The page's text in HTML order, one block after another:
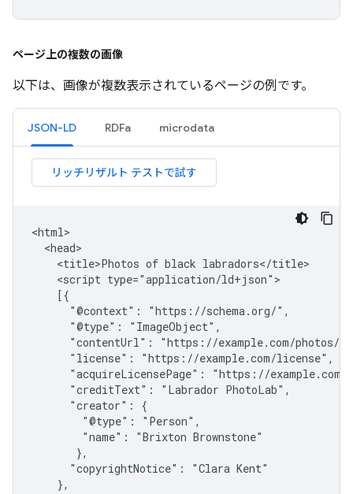
ページ上の複数の画像
以下は、画像が複数表示されているページの例です。
JSON-LD RDFa microdata
<html>
  <head>
    <title>Photos of black labradors</title>
    <script type="application/ld+json">
    [{
      "@context": "https://schema.org/",
      "@type": "ImageObject",
"contentUrl": "https://example.com/photos/
      "license": "https://example.com/license",
"acquireLicensePage": "https://example.com/
      "creditText": "Labrador PhotoLab",
      "creator": {
        "@type": "Person",
        "name": "Brixton Brownstone"
       },
      "copyrightNotice": "Clara Kent"
    },